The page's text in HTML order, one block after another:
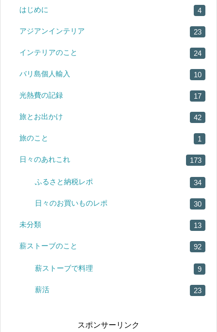
はじめに 4
アジアンインテリア 23
インテリアのこと 24
バリ島個人輸入 10
光熱費の記録 17
旅とお出かけ 42
旅のこと 1
日々のあれこれ 173
ふるさと納税レポ 34
日々のお買いものレポ 30
未分類 13
薪ストーブのこと 92
薪ストーブで料理 9
薪活 23
スポンサーリンク